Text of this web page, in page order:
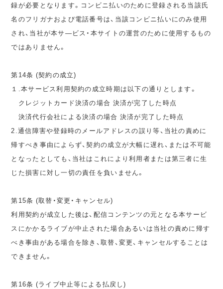
録が必要となります。コンビニ払いのために登録される当該氏
名のフリガナおよび電話番号は、当該コンビニ払いにのみ使用
され、当社が本サ―ビス・本サイトの運営のために使用するもの
ではありません。
第14条 (契約の成立)
１.本サービス利用契約の成立時期は以下の通りとします。
クレジットカード決済の場合 決済が完了した時点
決済代行会社による決済の場合 決済が完了した時点
2.通信障害や登録時のメールアドレスの誤り等、当社の責めに
帰すべき事由によらず、契約の成立が大幅に遅れ、または不可能
となったとしても、当社はこれにより利用者または第三者に生
じた損害に対し一切の責任を負いません。
第15条 (取替・変更・キャンセル)
利用契約が成立した後は、配信コンテンツの元となる本サービ
スにかかるライブが中止された場合あるいは当社の責めに帰す
べき事由がある場合を除き、取替、変更、キャンセルすることは
できません。
第16条 (ライブ中止等による払戻し)